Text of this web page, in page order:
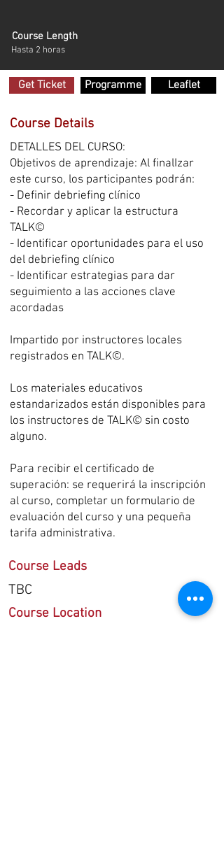
Course Length
Hasta 2 horas
Get Ticket Programme Leaflet
Course Details
DETALLES DEL CURSO:
Objetivos de aprendizaje: Al finalIzar
este curso, los participantes podrán:
- Definir debriefing clínico
- Recordar y aplicar la estructura
TALK©
- Identificar oportunidades para el uso
del debriefing clínico
- Identificar estrategias para dar
seguimiento a las acciones clave
acordadas
Impartido por instructores locales
registrados en TALK©.
Los materiales educativos
estandarizados están disponibles para
los instructores de TALK© sin costo
alguno.
Para recibir el certificado de
superación: se requerirá la inscripción
al curso, completar un formulario de
evaluación del curso y una pequeña
tarifa administrativa.
Course Leads
TBC
Course Location